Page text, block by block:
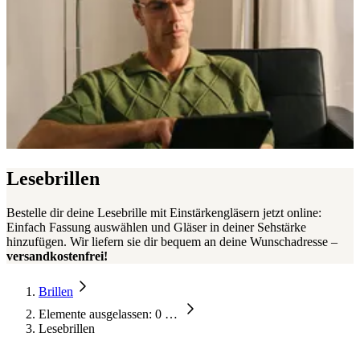
Lesebrillen
Bestelle dir deine Lesebrille mit Einstärkengläsern jetzt online:
Einfach Fassung auswählen und Gläser in deiner Sehstärke
hinzufügen. Wir liefern sie dir bequem an deine Wunschadresse –
versandkostenfrei!
Brillen
Elemente ausgelassen: 0 …
Lesebrillen